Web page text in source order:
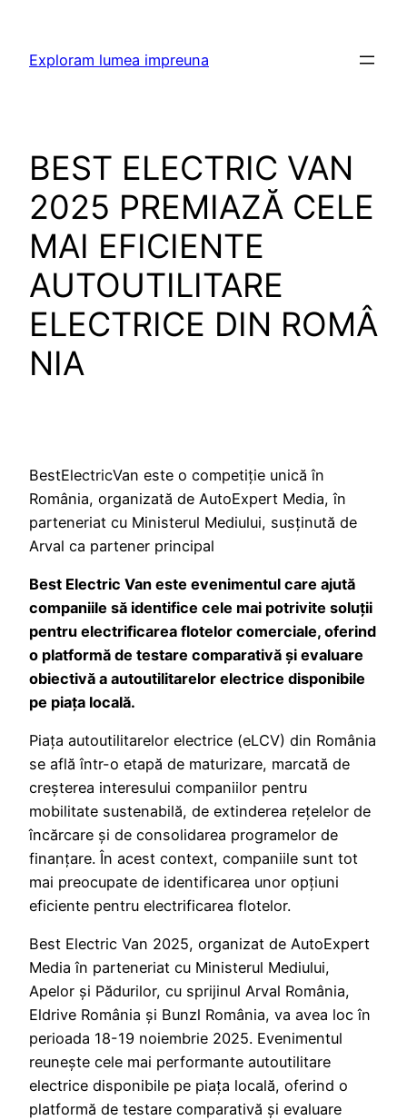
content
Exploram lumea impreuna
BEST ELECTRIC VAN
2025 PREMIAZĂ CELE
MAI EFICIENTE
AUTOUTILITARE
ELECTRICE DIN ROMÂ
NIA
BestElectricVan este o competiție unică în
România, organizată de AutoExpert Media, în
parteneriat cu Ministerul Mediului, susținută de
Arval ca partener principal
Best Electric Van este evenimentul care ajută
companiile să identifice cele mai potrivite soluții
pentru electrificarea flotelor comerciale, oferind
o platformă de testare comparativă și evaluare
obiectivă a autoutilitarelor electrice disponibile
pe piața locală.
Piața autoutilitarelor electrice (eLCV) din România
se află într-o etapă de maturizare, marcată de
creșterea interesului companiilor pentru
mobilitate sustenabilă, de extinderea rețelelor de
încărcare și de consolidarea programelor de
finanțare. În acest context, companiile sunt tot
mai preocupate de identificarea unor opțiuni
eficiente pentru electrificarea flotelor.
Best Electric Van 2025, organizat de AutoExpert
Media în parteneriat cu Ministerul Mediului,
Apelor și Pădurilor, cu sprijinul Arval România,
Eldrive România și Bunzl România, va avea loc în
perioada 18-19 noiembrie 2025. Evenimentul
reunește cele mai performante autoutilitare
electrice disponibile pe piața locală, oferind o
platformă de testare comparativă și evaluare